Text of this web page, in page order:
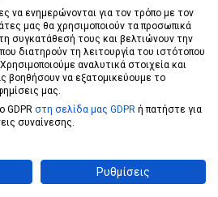
ΣΤΟ NEWSLETTER
Όρους Χρήσης
byKoolmetrix
να ενημερώνονται για τον τρόπο με τον
μας θα χρησιμοποιούν τα προσωπικά
συγκατάθεσή τους και βελτιώνουν την
διατηρούν τη λειτουργία του ιστότοπου
αναλυτικά στοιχεία και
βοηθήσουν να εξατομικεύουμε το
μας.
GDPR στη σελίδα μας GDPR ή πατήστε για
συναίνεσης.
Ρυθμίσεις